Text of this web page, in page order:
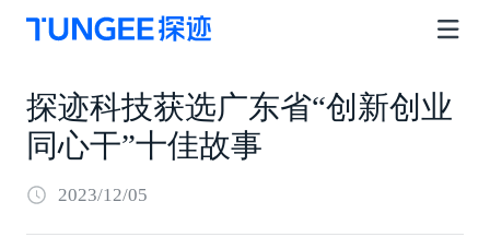
探迹科技获选广东省“创新创业
同心干”十佳故事
2023/12/05